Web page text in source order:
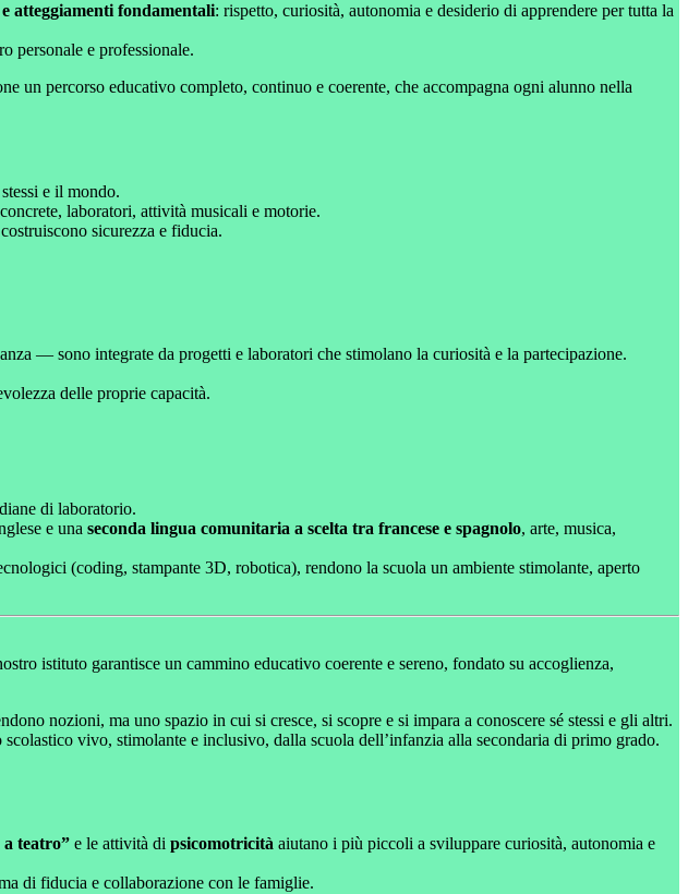
atteggiamenti fondamentali: rispetto, curiosità, autonomia e desiderio di apprendere per tutta la
personale e professionale.
un percorso educativo completo, continuo e coerente, che accompagna ogni alunno nella
e il mondo.
laboratori, attività musicali e motorie.
sicurezza e fiducia.
— sono integrate da progetti e laboratori che stimolano la curiosità e la partecipazione.
delle proprie capacità.
di laboratorio.
e una seconda lingua comunitaria a scelta tra francese e spagnolo, arte, musica,
(coding, stampante 3D, robotica), rendono la scuola un ambiente stimolante, aperto
istituto garantisce un cammino educativo coerente e sereno, fondato su accoglienza,
nozioni, ma uno spazio in cui si cresce, si scopre e si impara a conoscere sé stessi e gli altri.
scolastico vivo, stimolante e inclusivo, dalla scuola dell’infanzia alla secondaria di primo grado.
teatro” e le attività di psicomotricità aiutano i più piccoli a sviluppare curiosità, autonomia e
di fiducia e collaborazione con le famiglie.